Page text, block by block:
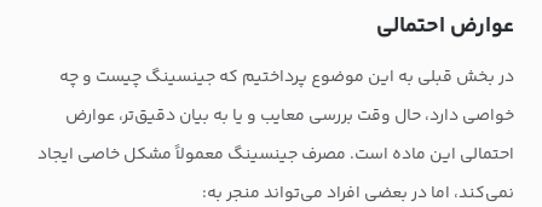
عوارض احتمالی
در بخش قبلی به این موضوع پرداختیم که جینسینگ چیست و چه
خواصی دارد، حال وقت بررسی معایب و یا به بیان دقیق‌تر، عوارض
احتمالی این ماده است. مصرف جینسینگ معمولاً مشکل خاصی ایجاد
نمی‌کند، اما در بعضی افراد می‌تواند منجر به: